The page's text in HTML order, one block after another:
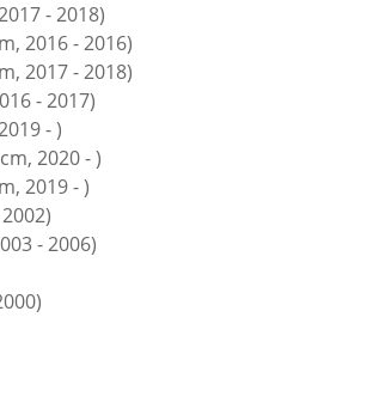
- 2018)
2016 - 2016)
2017 - 2018)
- 2017)
- )
2020 - )
2019 - )
- 2006)